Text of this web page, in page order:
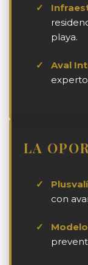
✓
playa.
✓ Aval
LA
✓
con
✓